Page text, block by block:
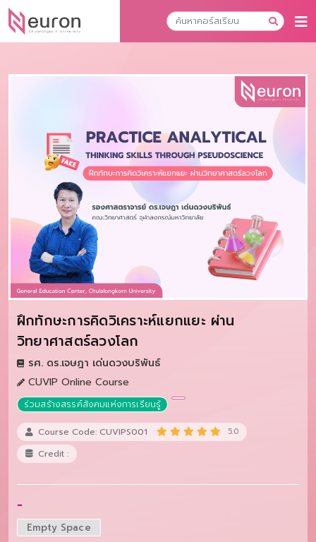
ฝึกทักษะการคิดวิเคราะห์แยกแยะ ผ่าน
วิทยาศาสตร์ลวงโลก
รศ. ดร.เจษฎา เด่นดวงบริพันธ์
CUVIP Online Course
ร่วมสร้างสรรค์สังคมแห่งการเรียนรู้
Course Code: CUVIPS001 5.0
Credit :
-
Empty Space